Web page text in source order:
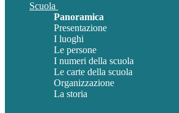
Scuola
Panoramica
Presentazione
I luoghi
Le persone
I numeri della scuola
Le carte della scuola
Organizzazione
La storia